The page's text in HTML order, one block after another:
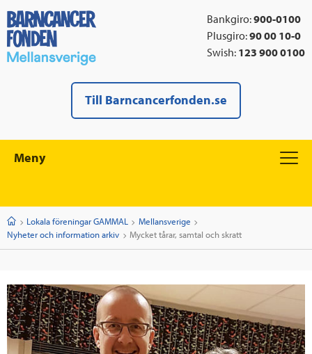
Bankgiro:900-0100
Plusgiro:90 00 10-0
Swish: 123 900 0100
Till Barncancerfonden.se
Meny
StartLokala föreningar GAMMAL
Mellansverige
Nyheter och information arkiv
Current:
Mycket tårar, samtal och skratt